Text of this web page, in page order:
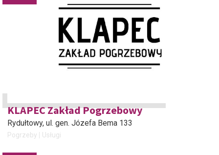
KLAPEC Zakład Pogrzebowy
Rydułtowy, ul. gen. Józefa Bema 133
Pogrzeby Usługi